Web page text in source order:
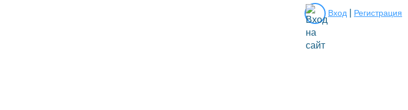
Вход Регистрация